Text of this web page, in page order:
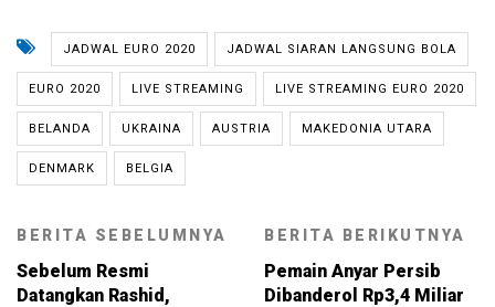
JADWAL EURO 2020 JADWAL SIARAN LANGSUNG BOLA
EURO 2020 LIVE STREAMING LIVE STREAMING EURO 2020
BELANDA UKRAINA AUSTRIA MAKEDONIA UTARA
DENMARK BELGIA
BERITA SEBELUMNYA
Sebelum Resmi
Datangkan Rashid,
BERITA BERIKUTNYA
Pemain Anyar Persib
Dibanderol Rp3,4 Miliar